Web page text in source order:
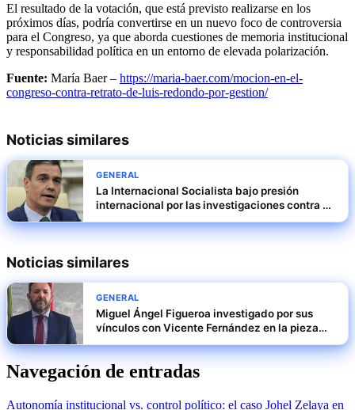
El resultado de la votación, que está previsto realizarse en los
próximos días, podría convertirse en un nuevo foco de controversia
para el Congreso, ya que aborda cuestiones de memoria institucional
y responsabilidad política en un entorno de elevada polarización.
Fuente: María Baer – https://maria-baer.com/mocion-en-el-
congreso-contra-retrato-de-luis-redondo-por-gestion/
Noticias similares
GENERAL
La Internacional Socialista bajo presión
internacional por las investigaciones contra el
PSOE
Noticias similares
GENERAL
Miguel Ángel Figueroa investigado por sus
vínculos con Vicente Fernández en la pieza
SEPI
Navegación de entradas
Autonomía institucional vs. control político: el caso Johel Zelaya en